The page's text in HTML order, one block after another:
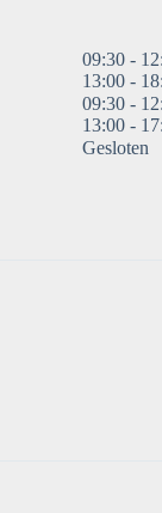
09:30 -
13:00 -
09:30 -
13:00 -
Gesloten